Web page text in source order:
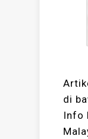
di
Info